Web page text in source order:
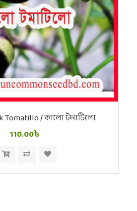
Tomatillo / কালো টমাটিলো
110.00৳